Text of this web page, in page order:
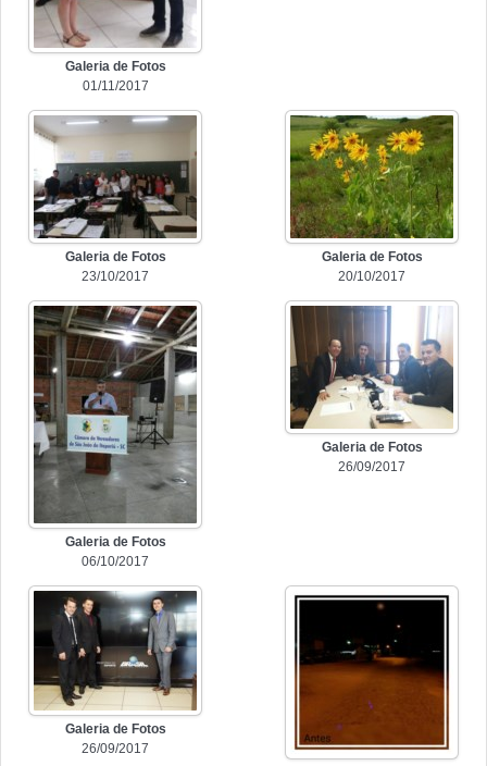
Galeria de Fotos
01/11/2017
Galeria de Fotos
23/10/2017
Galeria de Fotos
20/10/2017
Galeria de Fotos
06/10/2017
Galeria de Fotos
26/09/2017
Galeria de Fotos
26/09/2017